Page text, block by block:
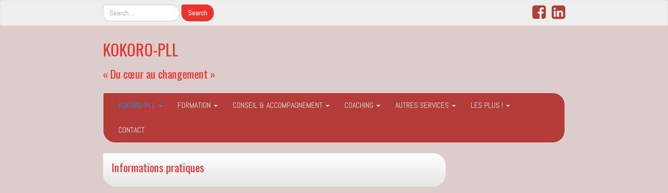
KOKORO-PLL
« Du cœur au changement »
KOKORO-PLL FORMATION CONSEIL & ACCOMPAGNEMENT COACHING AUTRES SERVICES LES PLUS !
CONTACT
Informations pratiques